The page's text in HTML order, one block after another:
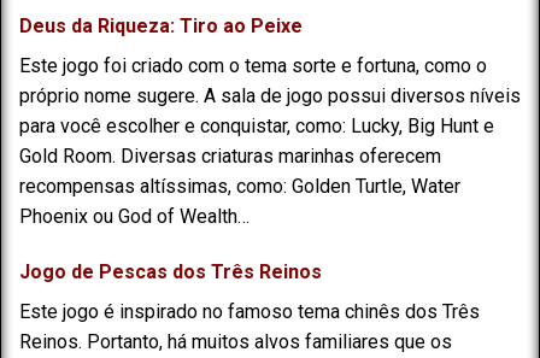
Deus da Riqueza: Tiro ao Peixe
Este jogo foi criado com o tema sorte e fortuna, como o
próprio nome sugere. A sala de jogo possui diversos níveis
para você escolher e conquistar, como: Lucky, Big Hunt e
Gold Room. Diversas criaturas marinhas oferecem
recompensas altíssimas, como: Golden Turtle, Water
Phoenix ou God of Wealth…
Jogo de Pescas dos Três Reinos
Este jogo é inspirado no famoso tema chinês dos Três
Reinos. Portanto, há muitos alvos familiares que os